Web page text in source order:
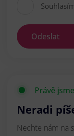
Odeslat
Právě
Neradi
Nechte nám na